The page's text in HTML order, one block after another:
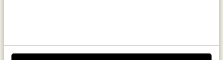
Kamille entwickelt.